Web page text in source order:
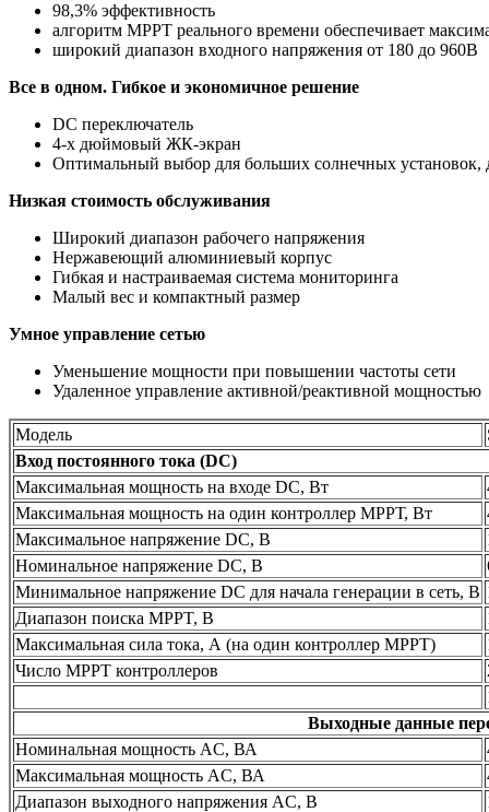
98,3% эффективность
алгоритм MPPT реального времени обеспечивает
широкий диапазон входного напряжения от 180 до 960В
Все в одном. Гибкое и экономичное решение
DC переключатель
4-х дюймовый ЖК-экран
Оптимальный выбор для больших солнечных установок,
Низкая стоимость обслуживания
Широкий диапазон рабочего напряжения
Нержавеющий алюминиевый корпус
Гибкая и настраиваемая система мониторинга
Малый вес и компактный размер
Умное управление сетью
Уменьшение мощности при повышении частоты сети
Удаленное управление активной/реактивной мощностью
Модель
Вход постоянного тока (DC)
Максимальная мощность на входе DC, Вт
Максимальная мощность на один контроллер МРРТ, Вт
Максимальное напряжение DC, В
Номинальное напряжение DC, В
Минимальное напряжение DC для начала генерации в сеть, В
Диапазон поиска MPPT, В
Максимальная сила тока, А (на один контроллер МРРТ)
Число MPPТ контроллеров
Выходные данные
Номинальная мощность AC, ВА
Максимальная мощность AC, ВА
Диапазон выходного напряжения AC, В